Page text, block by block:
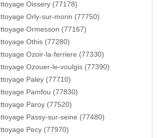
Oissery (77178)
Orly-sur-morin (77750)
Ormesson (77167)
Othis (77280)
Ozoir-la-ferriere (77330)
Ozouer-le-voulgis (77390)
Paley (77710)
Pamfou (77830)
Paroy (77520)
Passy-sur-seine (77480)
Pecy (77970)